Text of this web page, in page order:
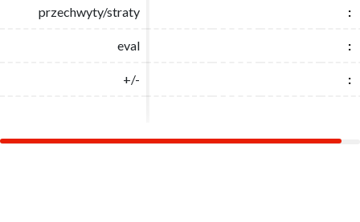
przechwyty/straty :
eval :
+/- :
przechwyty/straty :
eval :
+/- :